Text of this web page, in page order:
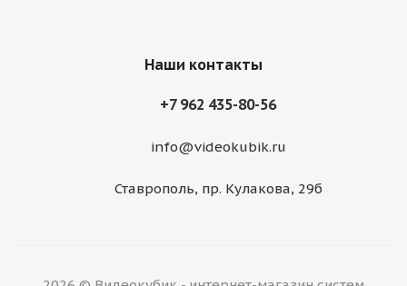
Наши контакты
+7 962 435-80-56
info@videokubik.ru
Ставрополь, ​пр. Кулакова, 29б